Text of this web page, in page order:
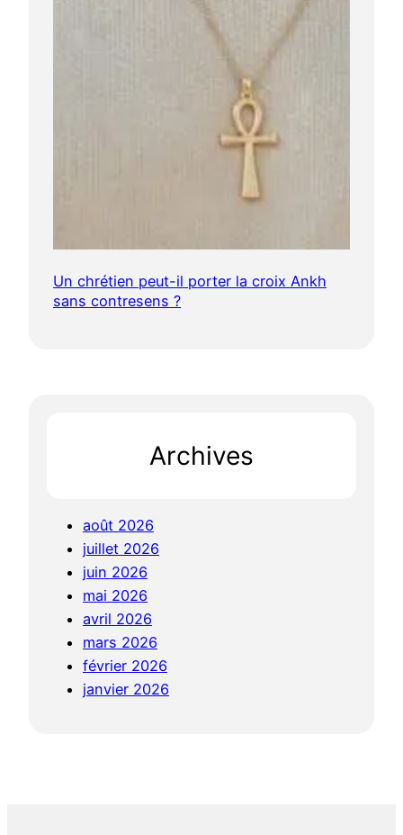
Un chrétien peut-il porter la croix Ankh
sans contresens ?
Archives
août 2026
juillet 2026
juin 2026
mai 2026
avril 2026
mars 2026
février 2026
janvier 2026